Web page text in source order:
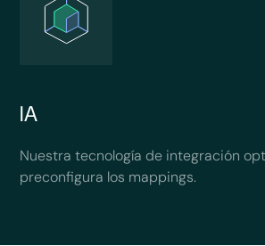
IA
Nuestra tecnología de integración
preconfigura los mappings.